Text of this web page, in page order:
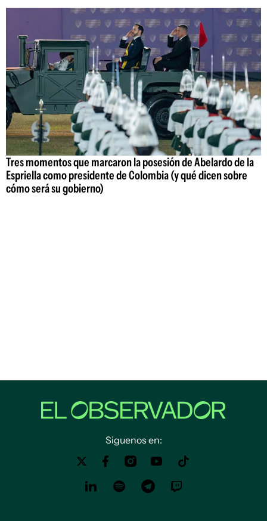
Tres momentos que marcaron la posesión de Abelardo de la
Espriella como presidente de Colombia (y qué dicen sobre
cómo será su gobierno)
Siguenos en: